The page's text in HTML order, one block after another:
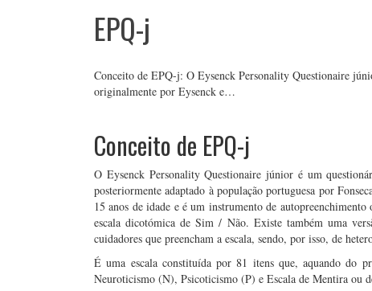
EPQ-j
Conceito de EPQ-j: O Eysenck Personality Questionaire
originalmente por Eysenck e…
Conceito de EPQ-j
O Eysenck Personality Questionaire júnior é um
posteriormente adaptado à população portuguesa por
15 anos de idade e é um instrumento de
escala dicotómica de Sim / Não. Existe também uma
cuidadores que preencham a escala, sendo, por isso, de
É uma escala constituída por 81 itens que, aquando do
Neuroticismo (N), Psicoticismo (P) e Escala de Mentira ou